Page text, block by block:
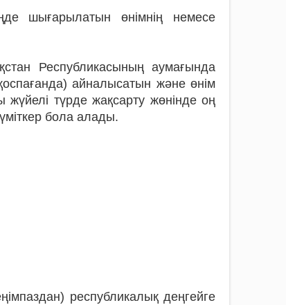
шығарылатын өнiмнiң немесе
Республикасының аумағында
айналысатын және өнім
түрде жақсарту жөнінде оң
бола алады.
республикалық деңгейге